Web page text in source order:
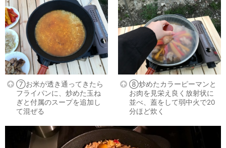
⑦お米が透き通ってきたら
フライパンに、炒めた玉ね
ぎと付属のスープを追加し
て混ぜる
⑧炒めたカラーピーマンと
お肉を見栄え良く放射状に
並べ、蓋をして弱中火で20
分ほど炊く